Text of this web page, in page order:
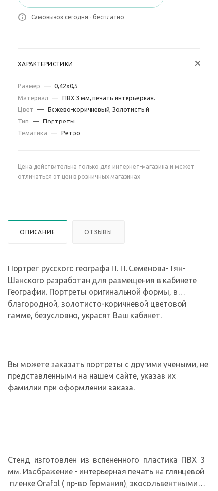
Самовывоз сегодня - бесплатно
ХАРАКТЕРИСТИКИ
Размер — 0,42х0,5
Материал
— ПВХ 3 мм, печать интерьерная.
Цвет
— Бежево-коричневый, Золотистый
Тип
— Портреты
Тематика
— Ретро
Цена действительна только для интернет-магазина и может
отличаться от цен в розничных магазинах
ОПИСАНИЕ ОТЗЫВЫ
Портрет русского географа П. П. Семёнова-Тян-
Шанского разработан для размещения в кабинете
Географии. Портреты оригинальной формы, в
благородной, золотисто-коричневой цветовой
гамме, безусловно, украсят Ваш кабинет.
Вы можете заказать портреты с другими учеными, не
представленными на нашем сайте, указав их
фамилии при оформлении заказа.
Стенд изготовлен из вспененного пластика ПВХ 3
мм. Изображение - интерьерная печать на глянцевой
пленке Orafol ( пр-во Германия), экосольвентными